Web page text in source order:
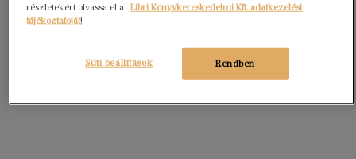
részletekért olvassa el a
Libri Könyvkereskedelmi Kft. adatkezelési
tájékoztatóját!
Rendben
Süti beállítások